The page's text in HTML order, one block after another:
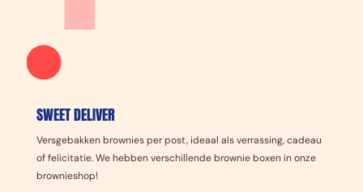
SWEET DELIVER
Versgebakken brownies per post, ideaal als verrassing, cadeau
of felicitatie. We hebben verschillende brownie boxen in onze
brownieshop!